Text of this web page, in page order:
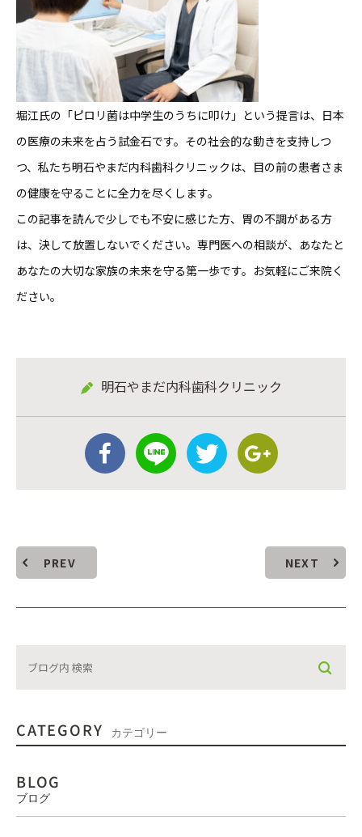
堀江氏の「ピロリ菌は中学生のうちに叩け」という提言は、日本
の医療の未来を占う試金石です。その社会的な動きを支持しつ
つ、私たち明石やまだ内科歯科クリニックは、目の前の患者さま
の健康を守ることに全力を尽くします。
この記事を読んで少しでも不安に感じた方、胃の不調がある方
は、決して放置しないでください。専門医への相談が、あなたと
あなたの大切な家族の未来を守る第一歩です。お気軽にご来院く
ださい。
明石やまだ内科歯科クリニック
PREV NEXT
CATEGORY カテゴリー
BLOG
ブログ